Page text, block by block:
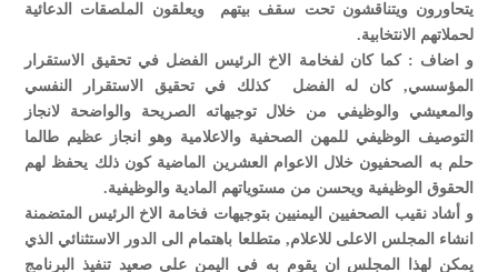
يتحاورون ويتناقشون تحت سقف بيتهم ويعلقون الملصقات الدعائية
لحملاتهم الانتخابية.
و اضاف : كما كان لفخامة الاخ الرئيس الفضل في تحقيق الاستقرار
المؤسسي, كان له الفضل كذلك في تحقيق الاستقرار النفسي
والمعيشي والوظيفي من خلال توجيهاته الصريحة والواضحة لانجاز
التوصيف الوظيفي للمهن الصحفية والاعلامية وهو انجاز عظيم طالما
حلم به الصحفيون خلال الاعوام العشرين الماضية كون ذلك يحفظ لهم
الحقوق الوظيفية ويحسن من مستوياتهم المادية والوظيفية.
و أشاد نقيب الصحفيين اليمنيين بتوجيهات فخامة الاخ الرئيس المتضمنة
انشاء المجلس الاعلى للاعلام, متطلعا باهتمام الى الدور الاستثنائي الذي
يمكن لهذا المجلس ان يقوم به في اليمن على صعيد تنفيذ البرنامج